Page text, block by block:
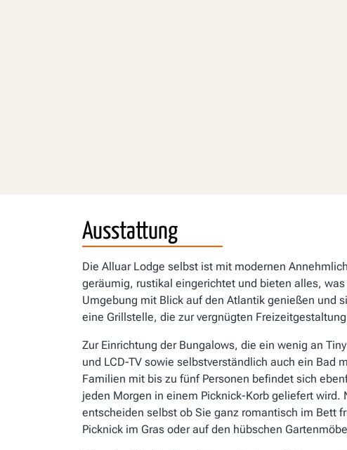
Ausstattung
Die Alluar Lodge selbst ist mit modernen
geräumig, rustikal eingerichtet und bieten alles,
Umgebung mit Blick auf den Atlantik genießen und
eine Grillstelle, die zur vergnügten
Zur Einrichtung der Bungalows, die ein wenig an
und LCD-TV sowie selbstverständlich auch ein Bad
Familien mit bis zu fünf Personen befindet sich
jeden Morgen in einem Picknick-Korb geliefert
entscheiden selbst ob Sie ganz romantisch im Bett
Picknick im Gras oder auf den hübschen